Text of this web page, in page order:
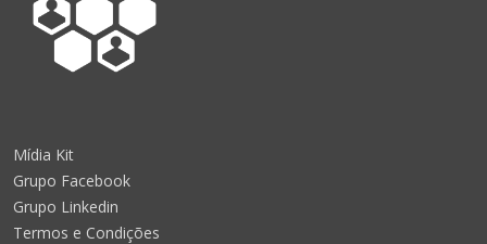
Mídia Kit
Grupo Facebook
Grupo Linkedin
Termos e Condições